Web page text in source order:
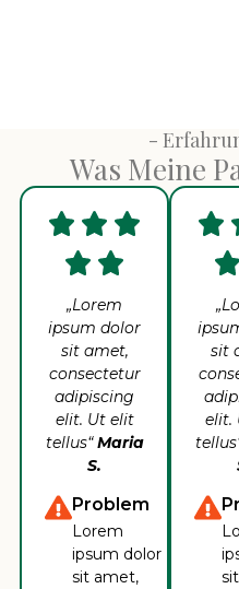
-
Was Meine
„Lorem
ipsum dolor
sit amet,
consectetur
adipiscing
elit. Ut elit
tellus“Maria
S.
Problem
Lorem
ipsum dolor
sit amet,
sit
elit.